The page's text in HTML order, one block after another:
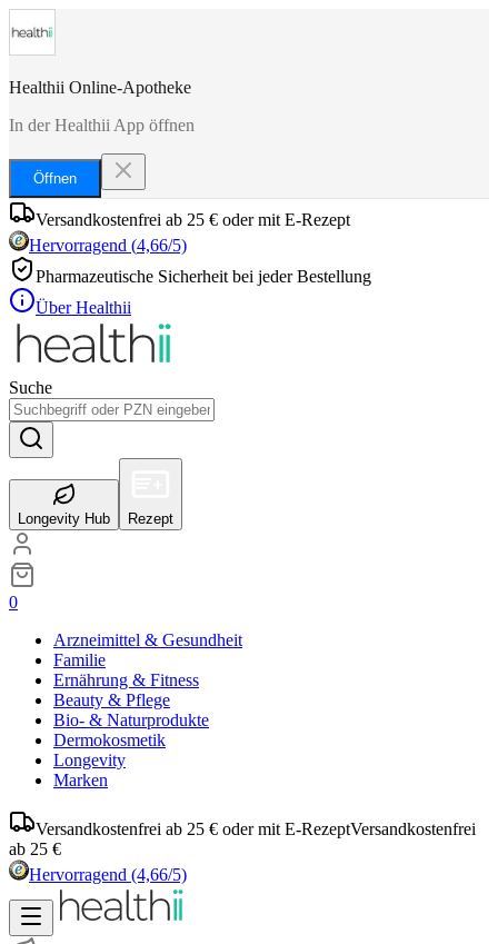
Healthii Online-Apotheke
In der Healthii App öffnen
Öffnen
Versandkostenfrei ab 25 € oder mit E-Rezept
Hervorragend (4,66/5)
Pharmazeutische Sicherheit bei jeder Bestellung
Über Healthii
Suche
Longevity Hub Rezept
0
Arzneimittel & Gesundheit
Familie
Ernährung & Fitness
Beauty & Pflege
Bio- & Naturprodukte
Dermokosmetik
Longevity
Marken
Versandkostenfrei ab 25 € oder mit E-RezeptVersandkostenfrei
ab 25 €
Hervorragend (4,66/5)